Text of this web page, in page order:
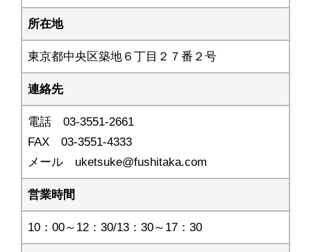
所在地
東京都中央区築地６丁目２７番２号
連絡先
電話 03-3551-2661
FAX 03-3551-4333
メール uketsuke@fushitaka.com
営業時間
10：00～12：30/13：30～17：30